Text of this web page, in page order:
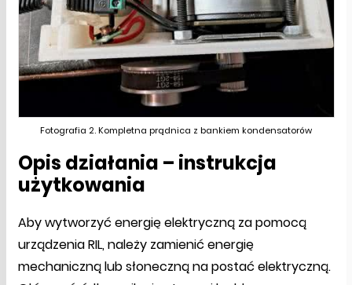
Fotografia 2. Kompletna prądnica z bankiem kondensatorów
Opis działania – instrukcja
użytkowania
Aby wytworzyć energię elektryczną za pomocą
urządzenia RIL, należy zamienić energię
mechaniczną lub słoneczną na postać elektryczną.